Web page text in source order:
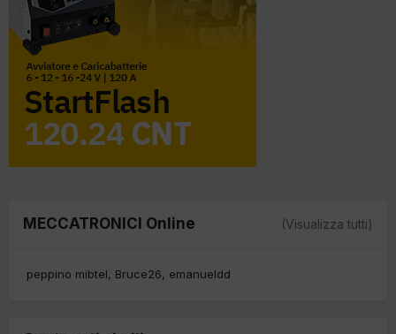
MECCATRONICI Online (Visualizza tutti)
peppino mibtel Bruce26 emanueldd